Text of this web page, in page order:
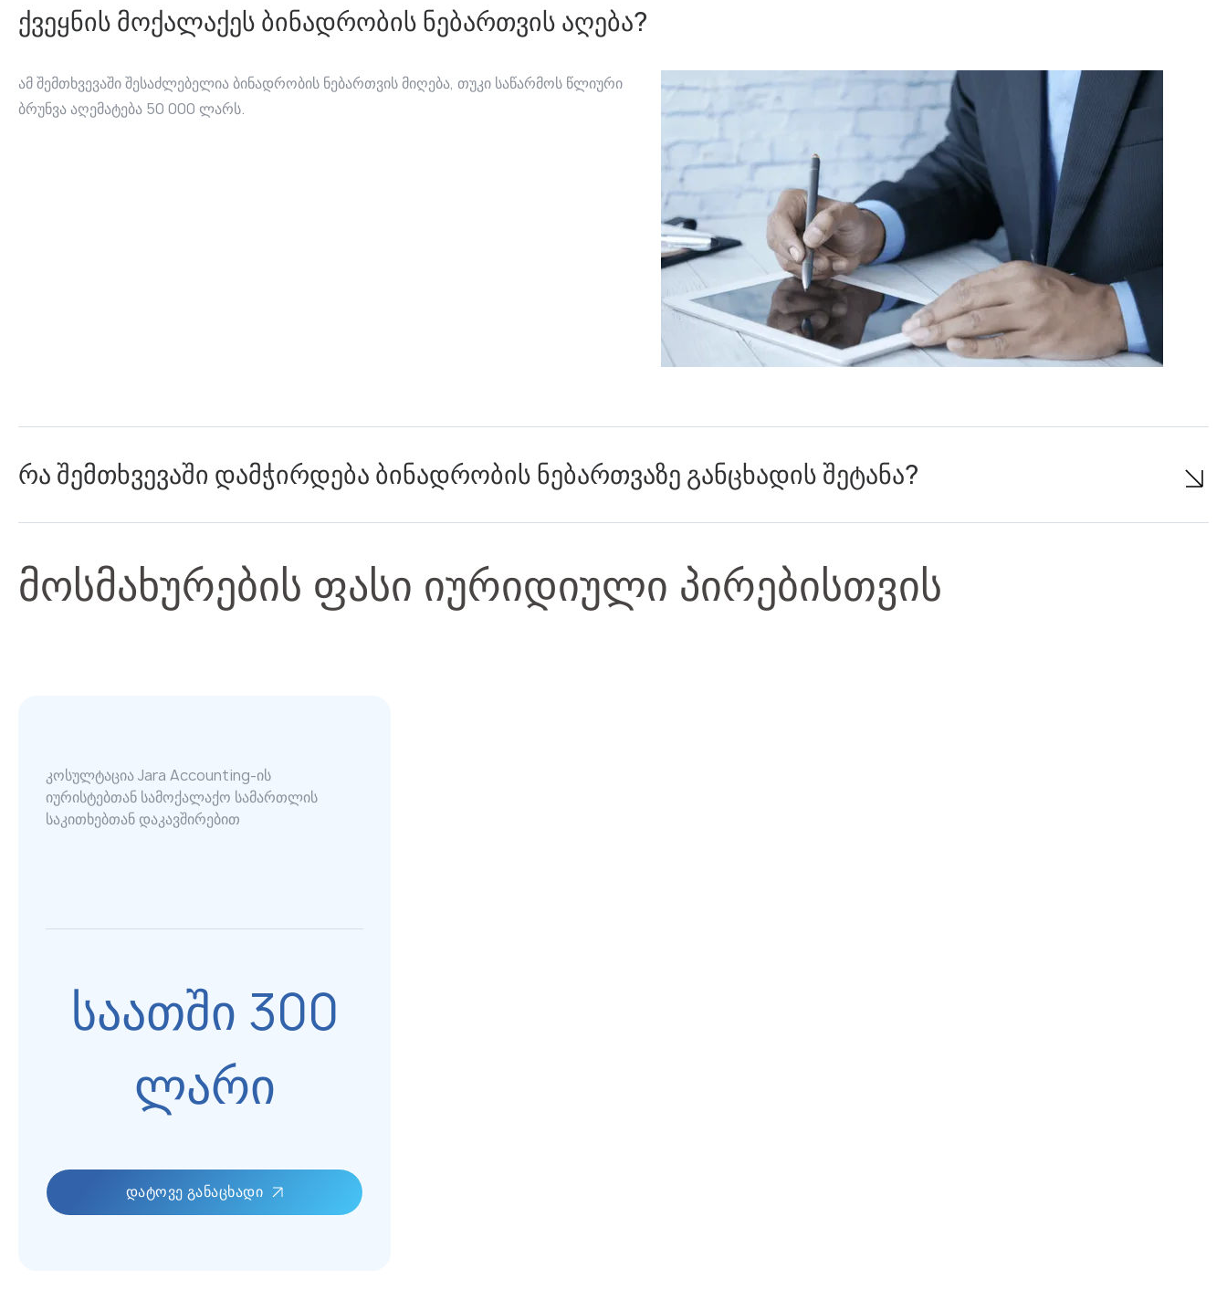
ქვეყნის მოქალაქეს ბინადრობის ნებართვის აღება?
ამ შემთხვევაში შესაძლებელია ბინადრობის ნებართვის მიღება, თუკი საწარმოს წლიური
ბრუნვა აღემატება 50 000 ლარს.
რა შემთხვევაში დამჭირდება ბინადრობის ნებართვაზე განცხადის შეტანა?
მოსმახურების ფასი იურიდიული პირებისთვის
კოსულტაცია Jara Accounting-ის
იურისტებთან სამოქალაქო სამართლის
საკითხებთან დაკავშირებით
საათში 300
ლარი
ᲓᲐᲢᲝᲕᲔ ᲒᲐᲜᲐᲪᲮᲐᲓᲘ